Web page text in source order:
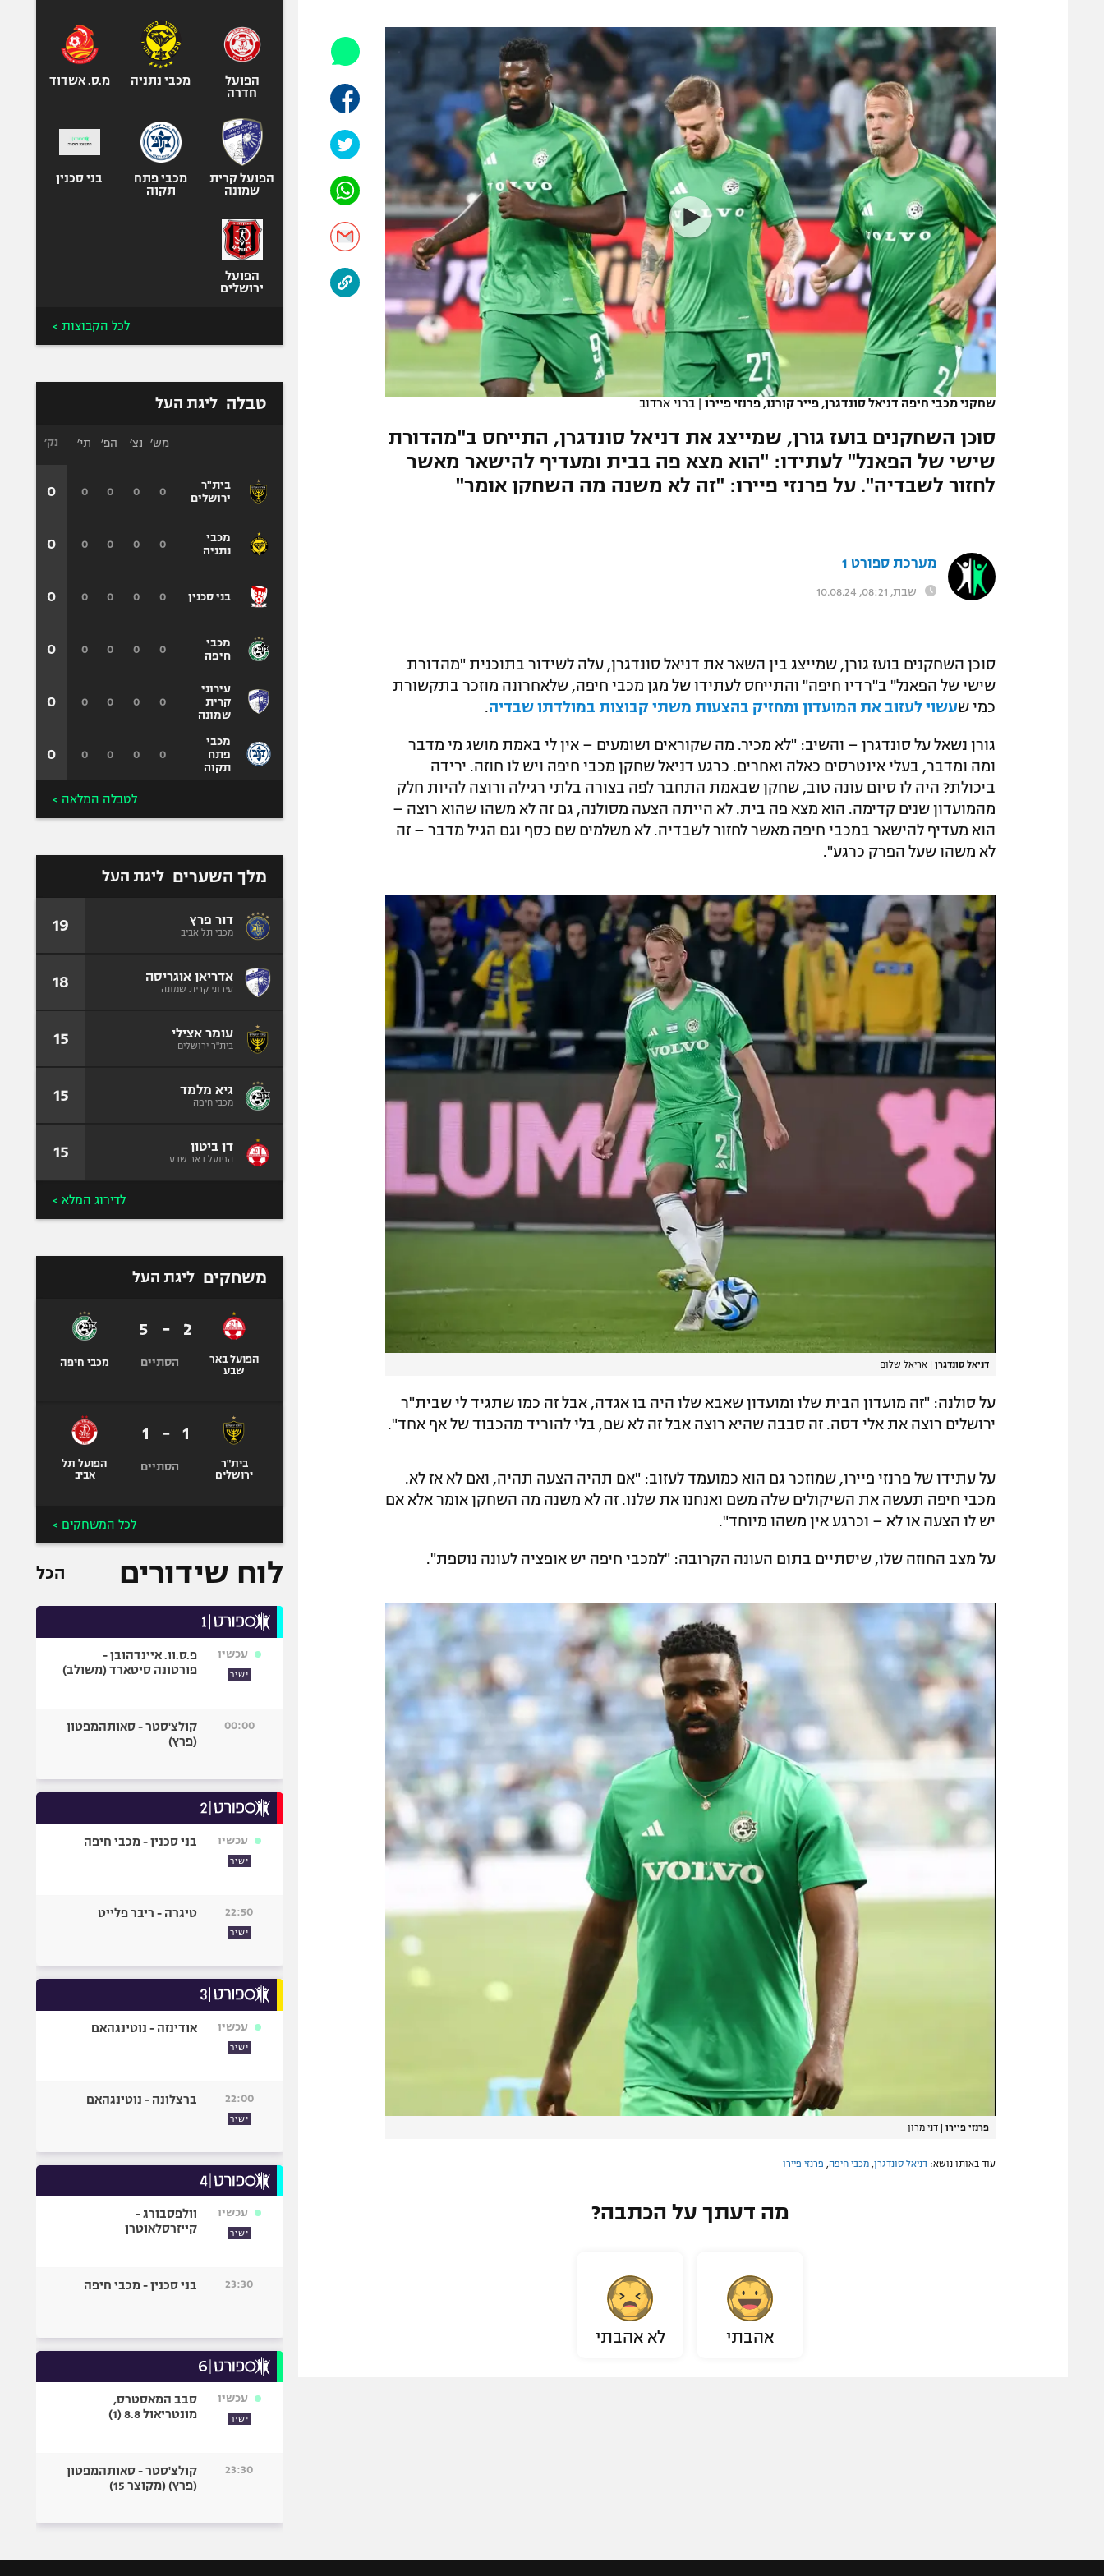
תקנון משתתפים וזוכים בפרסים
תקנון עבור פעילות אלקטרה
תקנון עבור פעילות ספורט 1 – "מרלן"
טניס
גיימינג E-Sports
תנאי שימוש
מדיניות פרטיות
תקנון פעילות ספורט 1
רשיון להקרנה פומבית לבית עסק
הצטרפות לחבילת הערוצים
לוח דרושים – ג'ובנט
המגזין
הפועל תל אביב
הפועל חיפה
הפועל באר שבע
מכבי נתניה
בני יהודה
ליגה סינית
ליגה ברזילאית
ליגות נוספות
אופניים
ספורט מוטורי
כדורמים
בייסבול MLB
ספורט אתגרי
אומנויות לחימה
שחקני מכבי חיפה דניאל סונדגרן, פייר קורנו, פרנזי פיירו | ברני ארדוב
סוכן השחקנים בועז גורן, שמייצג את דניאל סונדגרן, התייחס ב"מהדורת
שישי של הפאנל" לעתידו: "הוא מצא פה בבית ומעדיף להישאר מאשר
לחזור לשבדיה". על פרנזי פיירו: "זה לא משנה מה השחקן אומר"
מערכת ספורט 1
שבת, 08:21, 10.08.24
סוכן השחקנים בועז גורן, שמייצג בין השאר את דניאל סונדגרן, עלה לשידור בתוכנית "מהדורת
שישי של הפאנל" ב"רדיו חיפה" והתייחס לעתידו של מגן מכבי חיפה, שלאחרונה מוזכר בתקשורת
כמי שעשוי לעזוב את המועדון ומחזיק בהצעות משתי קבוצות במולדתו שבדיה.
גורן נשאל על סונדגרן – והשיב: "לא מכיר. מה שקוראים ושומעים – אין לי באמת מושג מי מדבר
ומה ומדבר, בעלי אינטרסים כאלה ואחרים. כרגע דניאל שחקן מכבי חיפה ויש לו חוזה. ירידה
ביכולת? היה לו סיום עונה טוב, שחקן שבאמת התחבר לפה בצורה בלתי רגילה ורוצה להיות חלק
מהמועדון שנים קדימה. הוא מצא פה בית. לא הייתה הצעה מסולנה, גם זה לא משהו שהוא רוצה –
הוא מעדיף להישאר במכבי חיפה מאשר לחזור לשבדיה. לא משלמים שם כסף וגם הגיל מדבר – זה
לא משהו שעל הפרק כרגע".
דניאל סונדגרן אריאל שלום
על סולנה: "זה מועדון הבית שלו ומועדון שאבא שלו היה בו אגדה, אבל זה כמו שתגיד לי שבית"ר
ירושלים רוצה את אלי דסה. זה סבבה שהיא רוצה אבל זה לא שם, בלי להוריד מהכבוד של אף אחד".
על עתידו של פרנזי פיירו, שמוזכר גם הוא כמועמד לעזוב: "אם תהיה הצעה תהיה, ואם לא אז לא.
מכבי חיפה תעשה את השיקולים שלה משם ואנחנו את שלנו. זה לא משנה מה השחקן אומר אלא אם
יש לו הצעה או לא – וכרגע אין משהו מיוחד".
על מצב החוזה שלו, שיסתיים בתום העונה הקרובה: "למכבי חיפה יש אופציה לעונה נוספת".
פרנזי פיירו דני מרון
עוד באותו נושא: דניאל סונדגרן, מכבי חיפה, פרנזי פיירו
מה דעתך על הכתבה?
אהבתי לא אהבתי
הפועל
חדרה
מכבי נתניה מ.ס. אשדוד
הפועל קרית
שמונה
מכבי פתח
תקוה
בני סכנין
הפועל
ירושלים
לכל הקבוצות >
טבלה ליגת העל
בית"ר
ירושלים
מכבי
נתניה
בני סכנין
מכבי
חיפה
עירוני
קרית
שמונה
מכבי
פתח
תקוה
מש׳ נצ׳ הפ׳ תי׳
0
0
0
0
0
0
0
0
0
0
0
0
0
0
0
0
0
0
0
0
0
0
0
0
נק׳
0
0
0
0
0
0
לטבלה המלאה >
מלך השערים ליגת העל
דור פרץ
מכבי תל אביב 19
אדריאן אוגריסה
עירוני קרית שמונה 18
עומר אצילי
בית"ר ירושלים 15
גיא מלמד
מכבי חיפה 15
דן ביטון
הפועל באר שבע 15
לדירוג המלא >
משחקים ליגת העל
הפועל באר
שבע
2
-
5
הסתיים מכבי חיפה
בית"ר
ירושלים
1
-
1
הסתיים
הפועל תל
אביב
לכל המשחקים >
לוח שידורים הכל
עכשיו
ישיר
פ.ס.וו. איינדהובן -
פורטונה סיטארד (משולב)
00:00
קולצ'סטר - סאותהמפטון
(פרץ)
עכשיו
ישיר
בני סכנין - מכבי חיפה
22:50
ישיר
טיגרה - ריבר פלייט
עכשיו
ישיר
אודינזה - נוטינגהאם
22:00
ישיר
ברצלונה - נוטינגהאם
עכשיו
ישיר
וולפסבורג -
קייזרסלאוטרן
23:30 בני סכנין - מכבי חיפה
עכשיו
ישיר
סבב המאסטרס,
מונטריאול 8.8 (1)
23:30
קולצ'סטר - סאותהמפטון
(פרץ) (מקוצר 15)